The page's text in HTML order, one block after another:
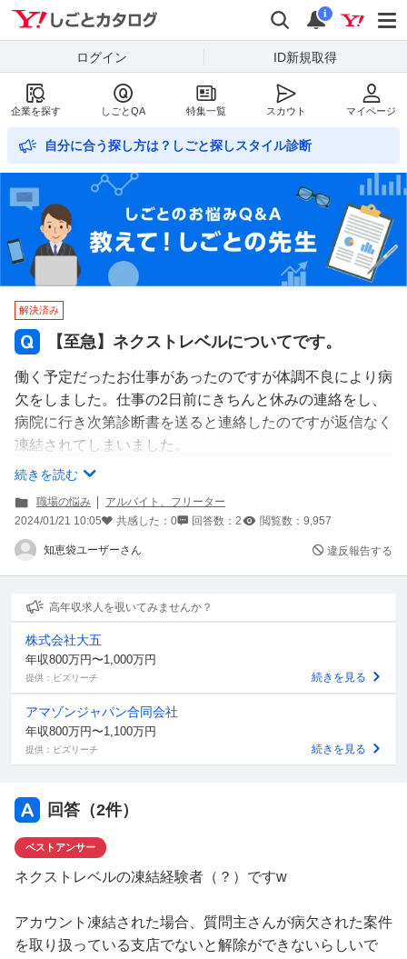
Yahoo!しごとカタログ
検索
通知
i
ログイン ID新規取得
企業を探す しごとQA 特集一覧 スカウト マイページ
自分に合う探し方は？しごと探しスタイル診断
解決済み
【至急】ネクストレベルについてです。
働く予定だったお仕事があったのですが体調不良により病
欠をしました。仕事の2日前にきちんと休みの連絡をし、
病院に行き次第診断書を送ると連絡したのですが返信なく
凍結されてしまいました。
ネクストレベルにメールで問い合わせしたところ、
社までお電話にてご連絡をお願いいたします。」
とのことでした。
お近くの支店というのはネクストレベルの東京本社に電話
で連絡すればいいのでしょうか？ちなみに私は東京住みで
す。どこに連絡をすればいいかわかる方いらっしゃいまし
たら教えていただきたいです。
続きを読む
職場の悩み
アルバイト、フリーター
2024/01/21 10:05
共感した： 0 回答数： 2 閲覧数： 9,957
知恵袋ユーザーさん 違反報告する
高年収求人を覗いてみませんか？
株式会社大五
年収800万円〜1,000万円
提供：ビズリーチ 続きを見る
アマゾンジャパン合同会社
年収800万円〜1,100万円
提供：ビズリーチ 続きを見る
回答（2件）
ベストアンサー
ネクストレベルの凍結経験者（？）ですw
アカウント凍結された場合、質問主さんが病欠された案件
を取り扱っている支店でないと解除ができないらしいで